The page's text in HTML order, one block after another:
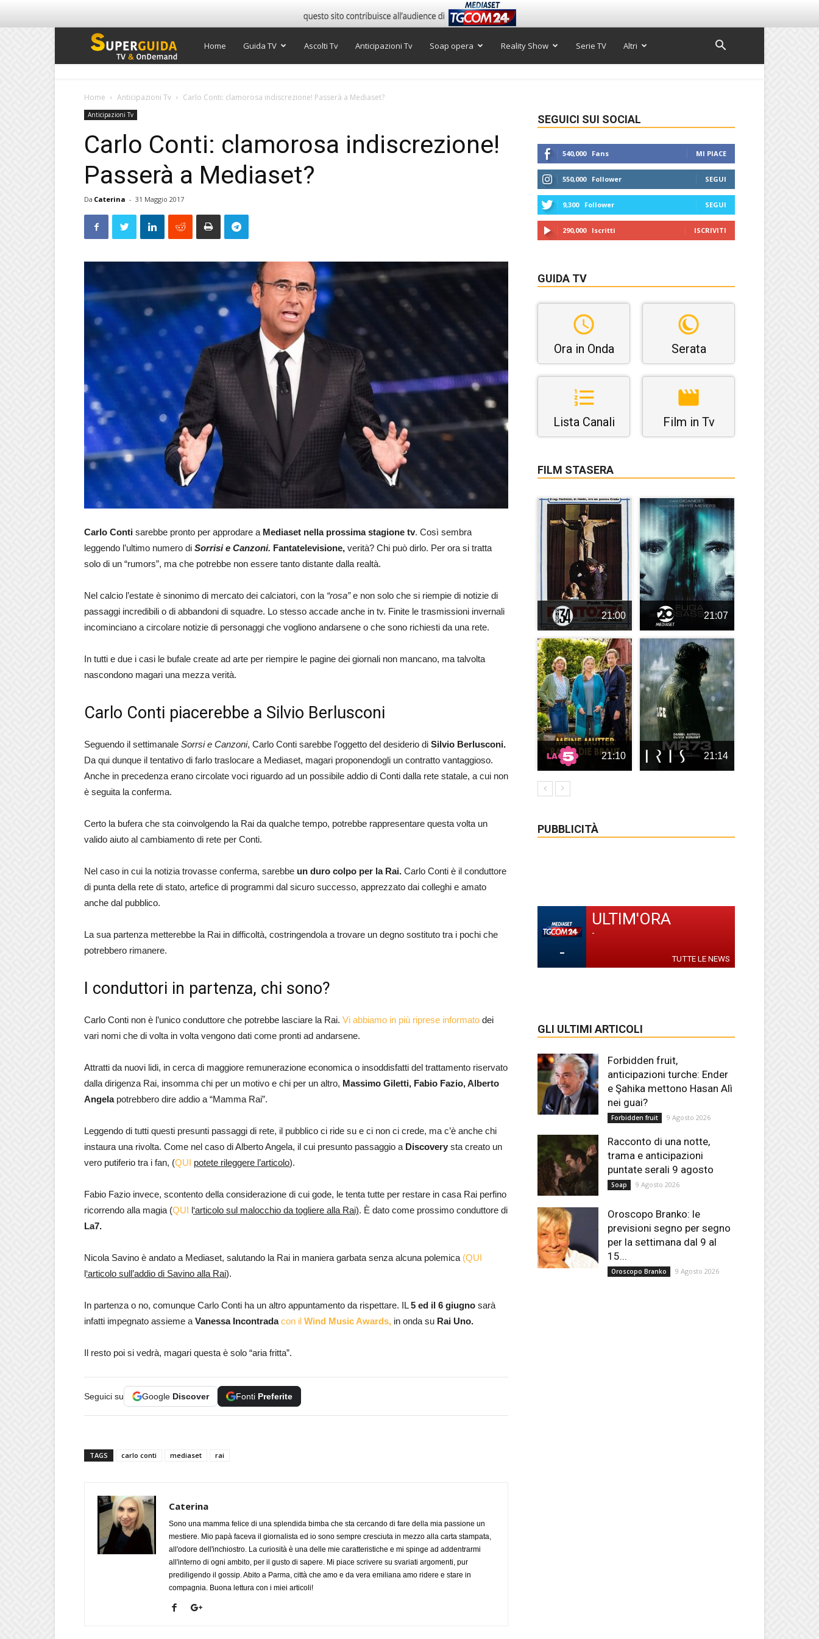
Super
Home Guida TV Ascolti Tv Anticipazioni Tv Soap opera Reality Show Serie TV Altri
Home Anticipazioni Tv Carlo Conti: clamorosa indiscrezione! Passerà a Mediaset?
Anticipazioni Tv
Carlo Conti: clamorosa indiscrezione!
Passerà a Mediaset?
Da Caterina - 31 Maggio 2017
Carlo Conti sarebbe pronto per approdare a Mediaset nella prossima stagione tv. Così sembra
leggendo l’ultimo numero di Sorrisi e Canzoni. Fantatelevisione, verità? Chi può dirlo. Per ora si tratta
solo di un “rumors”, ma che potrebbe non essere tanto distante dalla realtà.
Nel calcio l’estate è sinonimo di mercato dei calciatori, con la “rosa”e non solo che si riempie di notizie di
passaggi incredibili o di abbandoni di squadre. Lo stesso accade anche in tv. Finite le trasmissioni invernali
incominciano a circolare notizie di personaggi che vogliono andarsene o che sono richiesti da una rete.
In tutti e due i casi le bufale create ad arte per riempire le pagine dei giornali non mancano, ma talvolta
nascondono magari una mezza verità.
Carlo Conti piacerebbe a Silvio Berlusconi
Seguendo il settimanale Sorrsi e Canzoni, Carlo Conti sarebbe l’oggetto del desiderio di Silvio Berlusconi.
Da qui dunque il tentativo di farlo traslocare a Mediaset, magari proponendogli un contratto vantaggioso.
Anche in precedenza erano circolate voci riguardo ad un possibile addio di Conti dalla rete statale, a cui non
è seguita la conferma.
Certo la bufera che sta coinvolgendo la Rai da qualche tempo, potrebbe rappresentare questa volta un
valido aiuto al cambiamento di rete per Conti.
Nel caso in cui la notizia trovasse conferma, sarebbe un duro colpo per la Rai. Carlo Conti è il conduttore
di punta della rete di stato, artefice di programmi dal sicuro successo, apprezzato dai colleghi e amato
anche dal pubblico.
La sua partenza metterebbe la Rai in difficoltà, costringendola a trovare un degno sostituto tra i pochi che
potrebbero rimanere.
I conduttori in partenza, chi sono?
Carlo Conti non è l’unico conduttore che potrebbe lasciare la Rai. Vi abbiamo in più riprese informato dei
vari nomi che di volta in volta vengono dati come pronti ad andarsene.
Attratti da nuovi lidi, in cerca di maggiore remunerazione economica o insoddisfatti del trattamento riservato
dalla dirigenza Rai, insomma chi per un motivo e chi per un altro, Massimo Giletti, Fabio Fazio, Alberto
Angelapotrebbero dire addio a “Mamma Rai”.
Leggendo di tutti questi presunti passaggi di rete, il pubblico ci ride su e ci non ci crede, ma c’è anche chi
instaura una rivolta. Come nel caso di Alberto Angela, il cui presunto passaggio a Discovery sta creato un
vero putiferio tra i fan, (QUI potete rileggere l’articolo).
Fabio Fazio invece, scontento della considerazione di cui gode, le tenta tutte per restare in casa Rai perfino
ricorrendo alla magia (QUI l‘articolo sul malocchio da togliere alla Rai). È dato come prossimo conduttore di
La7.
Nicola Savino è andato a Mediaset, salutando la Rai in maniera garbata senza alcuna polemica (QUI
l‘articolo sull’addio di Savino alla Rai).
In partenza o no, comunque Carlo Conti ha un altro appuntamento da rispettare. IL5 ed il 6 giugno sarà
infatti impegnato assieme a Vanessa Incontradacon il Wind Music Awards, in onda su Rai Uno.
Il resto poi si vedrà, magari questa è solo “aria fritta”.
Seguici su Google Discover Fonti Preferite
TAGS carlo conti mediaset rai
Caterina
Sono una mamma felice di una splendida bimba che sta cercando di fare della mia passione un
mestiere. Mio papà faceva il giornalista ed io sono sempre cresciuta in mezzo alla carta stampata,
all'odore dell'inchiostro. La curiosità è una delle mie caratteristiche e mi spinge ad addentrarmi
all'interno di ogni ambito, per il gusto di sapere. Mi piace scrivere su svariati argomenti, pur
prediligendo il gossip. Abito a Parma, città che amo e da vera emiliana amo ridere e stare in
compagnia. Buona lettura con i miei articoli!
SEGUICI SUI SOCIAL
540,000 Fans MI PIACE
550,000 Follower SEGUI
9,300 Follower SEGUI
290,000 Iscritti ISCRIVITI
GUIDA TV
Ora in Onda Serata
Lista Canali Film in Tv
FILM STASERA
21:00 21:07
21:10 21:14
PUBBLICITÀ
-
ULTIM'ORA
-
TUTTE LE NEWS
GLI ULTIMI ARTICOLI
Forbidden fruit,
anticipazioni turche: Ender
e Şahika mettono Hasan Alì
nei guai?
Forbidden fruit 9 Agosto 2026
Racconto di una notte,
trama e anticipazioni
puntate serali 9 agosto
Soap 9 Agosto 2026
Oroscopo Branko: le
previsioni segno per segno
per la settimana dal 9 al
15...
Oroscopo Branko 9 Agosto 2026